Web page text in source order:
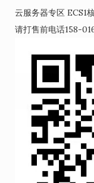
云服务器专区 ECS1
请打售前电话158-